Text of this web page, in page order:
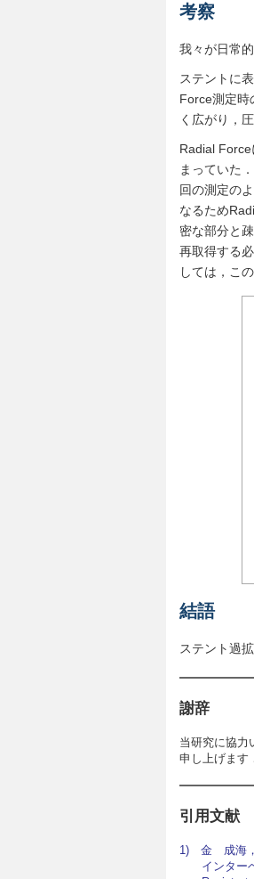
考察
我々が日常
ステントに
Force測定時
く広がり，
Radial
まっていた
回の測定の
なるため
密な部分と
再取得する
しては，こ
結語
ステント過
謝辞
当研究に協力
申し上げます
引用文献
1) 金 成海，
インター